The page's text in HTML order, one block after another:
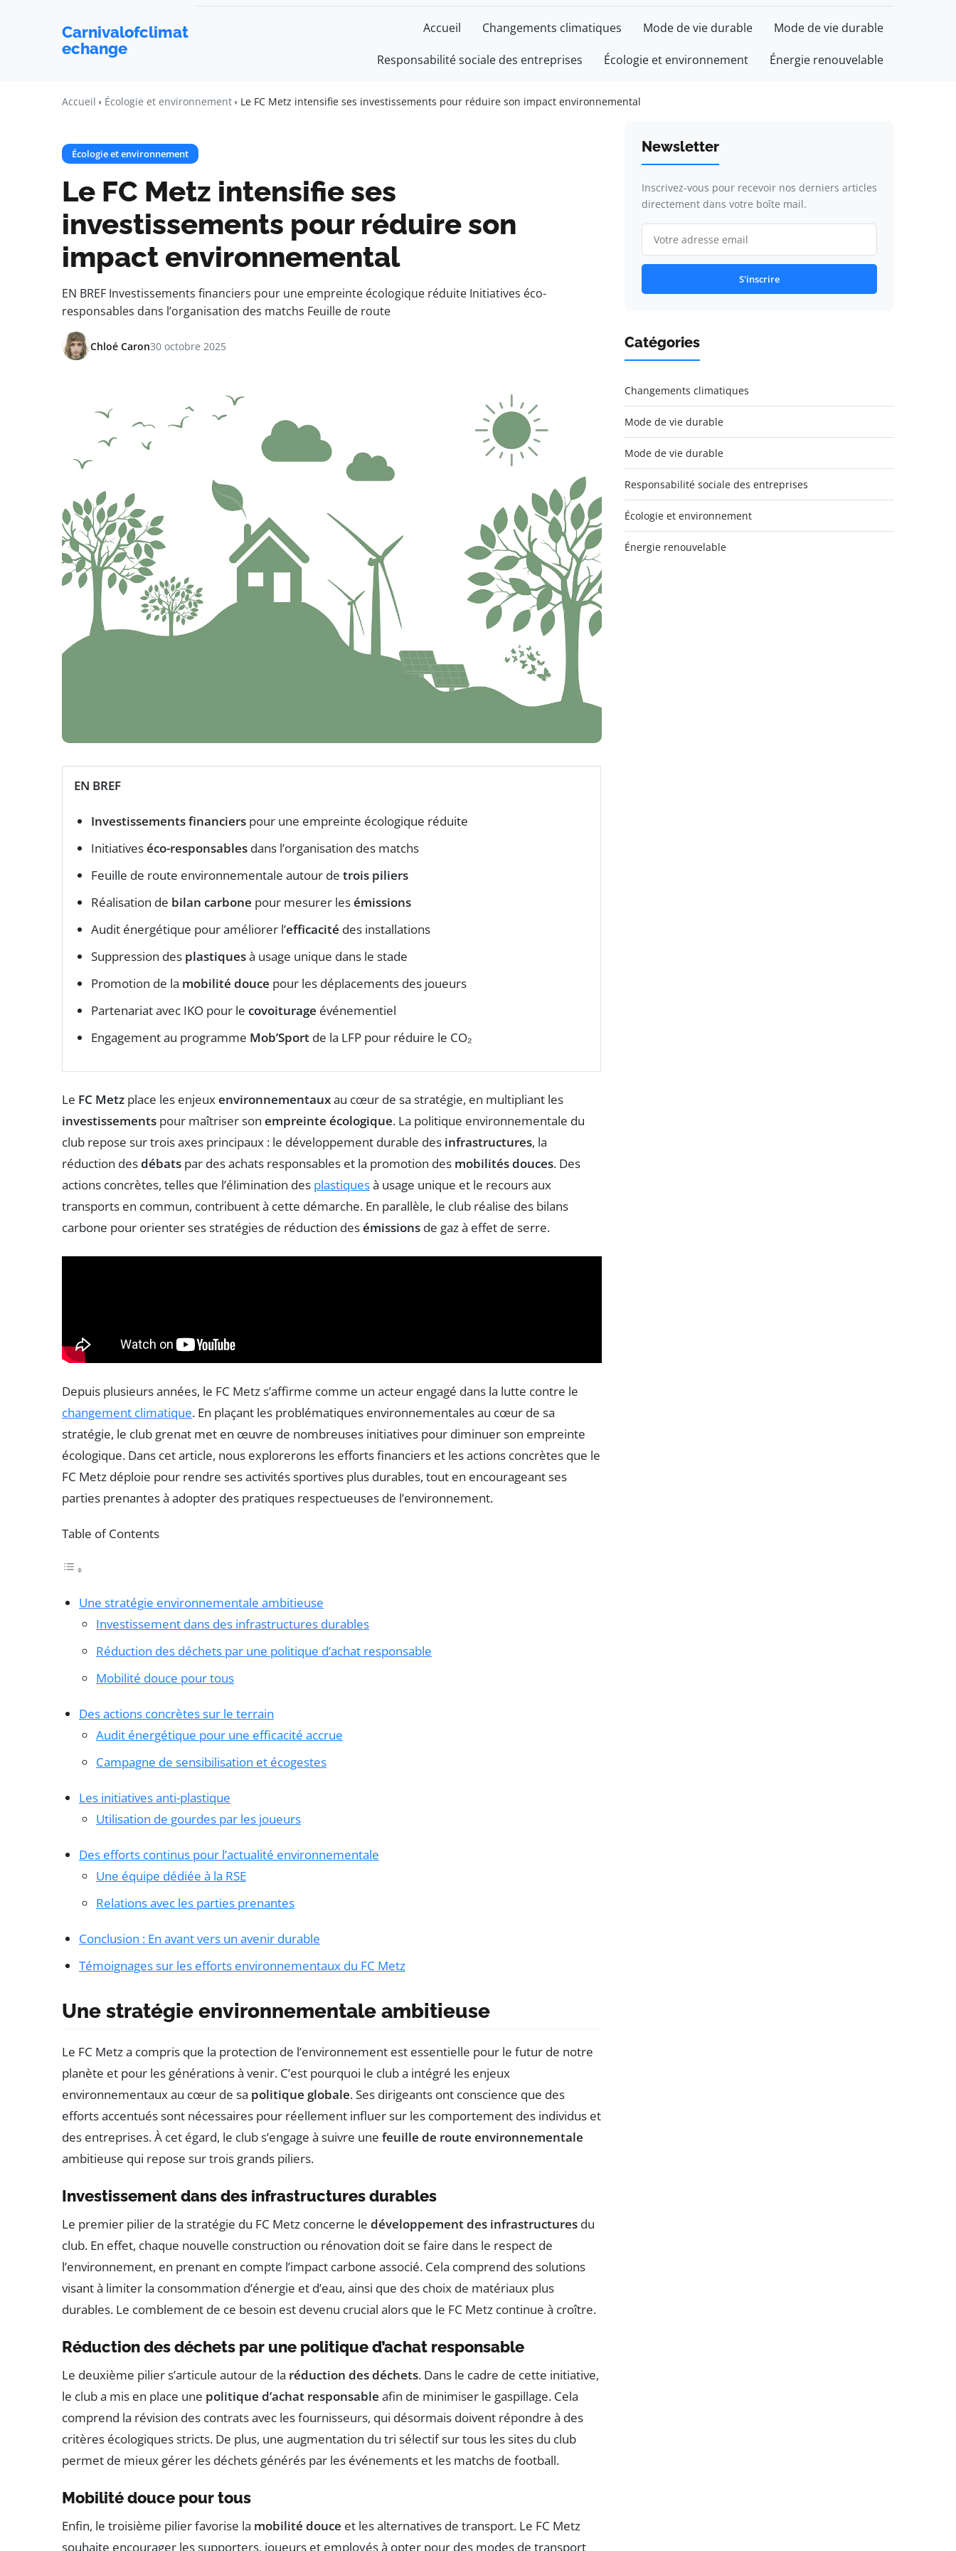
Carnivalofclimat
echange
Accueil Changements climatiques Mode de vie durable Mode de vie durable
Responsabilité sociale des entreprises Écologie et environnement Énergie renouvelable
Accueil Écologie et environnement Le FC Metz intensifie ses investissements pour réduire son impact environnemental
Écologie et environnement
Le FC Metz intensifie ses
investissements pour réduire son
impact environnemental
EN BREF Investissements financiers pour une empreinte écologique réduite Initiatives éco-
responsables dans l’organisation des matchs Feuille de route
Chloé Caron30 octobre 2025
EN BREF
Investissements financiers pour une empreinte écologique réduite
Initiativeséco-responsables dans l’organisation des matchs
Feuille de route environnementale autour de trois piliers
Réalisation de bilan carbone pour mesurer lesémissions
Audit énergétique pour améliorer l’efficacité des installations
Suppression des plastiquesà usage unique dans le stade
Promotion de la mobilité douce pour les déplacements des joueurs
Partenariat avec IKO pour le covoiturage événementiel
Engagement au programme Mob’Sport de la LFP pour réduire le CO₂
Le FC Metz place les enjeuxenvironnementauxau cœur de sa stratégie, en multipliant les
investissements pour maîtriser son empreinte écologique. La politique environnementale du
club repose sur trois axes principaux : le développement durable des infrastructures, la
réduction desdébats par des achats responsables et la promotion des mobilités douces. Des
actions concrètes, telles que l’élimination des plastiquesà usage unique et le recours aux
transports en commun, contribuent à cette démarche. En parallèle, le club réalise des bilans
carbone pour orienter ses stratégies de réduction desémissions de gaz à effet de serre.
Depuis plusieurs années, le FC Metz s’affirme comme un acteur engagé dans la lutte contre le
changement climatique. En plaçant les problématiques environnementales au cœur de sa
stratégie, le club grenat met en œuvre de nombreuses initiatives pour diminuer son empreinte
écologique. Dans cet article, nous explorerons les efforts financiers et les actions concrètes que le
FC Metz déploie pour rendre ses activités sportives plus durables, tout en encourageant ses
parties prenantes à adopter des pratiques respectueuses de l’environnement.
Table of Contents
Une stratégie environnementale ambitieuse
Investissement dans des infrastructures durables
Réduction des déchets par une politique d’achat responsable
Mobilité douce pour tous
Des actions concrètes sur le terrain
Audit énergétique pour une efficacité accrue
Campagne de sensibilisation et écogestes
Les initiatives anti-plastique
Utilisation de gourdes par les joueurs
Des efforts continus pour l’actualité environnementale
Une équipe dédiée à la RSE
Relations avec les parties prenantes
Conclusion : En avant vers un avenir durable
Témoignages sur les efforts environnementaux du FC Metz
Une stratégie environnementale ambitieuse
Le FC Metz a compris que la protection de l’environnement est essentielle pour le futur de notre
planète et pour les générations à venir. C’est pourquoi le club a intégré les enjeux
environnementaux au cœur de sa politique globale. Ses dirigeants ont conscience que des
efforts accentués sont nécessaires pour réellement influer sur les comportement des individus et
des entreprises. À cet égard, le club s’engage à suivre une feuille de route environnementale
ambitieuse qui repose sur trois grands piliers.
Investissement dans des infrastructures durables
Le premier pilier de la stratégie du FC Metz concerne le développement des infrastructures du
club. En effet, chaque nouvelle construction ou rénovation doit se faire dans le respect de
l’environnement, en prenant en compte l’impact carbone associé. Cela comprend des solutions
visant à limiter la consommation d’énergie et d’eau, ainsi que des choix de matériaux plus
durables. Le comblement de ce besoin est devenu crucial alors que le FC Metz continue à croître.
Réduction des déchets par une politique d’achat responsable
Le deuxième pilier s’articule autour de la réduction des déchets. Dans le cadre de cette initiative,
le club a mis en place une politique d’achat responsable afin de minimiser le gaspillage. Cela
comprend la révision des contrats avec les fournisseurs, qui désormais doivent répondre à des
critères écologiques stricts. De plus, une augmentation du tri sélectif sur tous les sites du club
permet de mieux gérer les déchets générés par les événements et les matchs de football.
Mobilité douce pour tous
Enfin, le troisième pilier favorise la mobilité douce et les alternatives de transport. Le FC Metz
souhaite encourager les supporters, joueurs et employés à opter pour des modes de transport
Newsletter
Inscrivez-vous pour recevoir nos derniers articles
directement dans votre boîte mail.
S'inscrire
Catégories
Changements climatiques
Mode de vie durable
Mode de vie durable
Responsabilité sociale des entreprises
Écologie et environnement
Énergie renouvelable